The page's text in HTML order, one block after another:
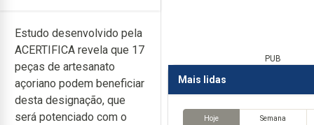
Estudo desenvolvido pela
ACERTIFICA revela que 17
peças de artesanato
açoriano podem beneficiar
desta designação, que
será potenciado com o
PUB
Mais lidas
Hoje Semana